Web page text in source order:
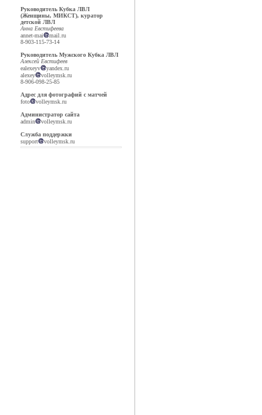
Руководитель Кубка ЛВЛ
(Женщины, МИКСТ), куратор
детской ЛВЛ
Анна Евстифеева
annet-mai
mail.ru
8-903-115-73-14
Руководитель Мужского Кубка ЛВЛ
Алексей Евстифеев
ealexeyv
yandex.ru
alexey
volleymsk.ru
8-906-098-25-85
Адрес для фотографий с матчей
foto
volleymsk.ru
Администратор сайта
admin
volleymsk.ru
Служба поддержки
support
volleymsk.ru